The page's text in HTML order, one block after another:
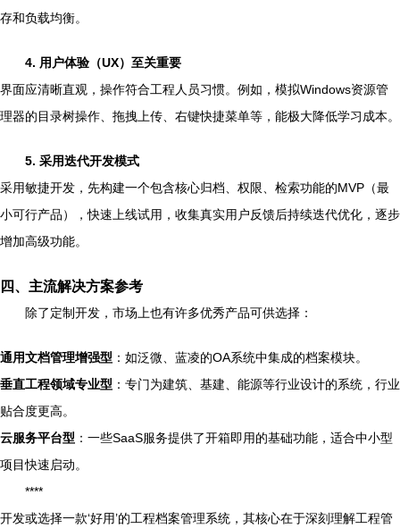
存和负载均衡。
4. 用户体验（UX）至关重要
界面应清晰直观，操作符合工程人员习惯。例如，模拟Windows资源管
理器的目录树操作、拖拽上传、右键快捷菜单等，能极大降低学习成本。
5. 采用迭代开发模式
采用敏捷开发，先构建一个包含核心归档、权限、检索功能的MVP（最
小可行产品），快速上线试用，收集真实用户反馈后持续迭代优化，逐步
增加高级功能。
四、主流解决方案参考
除了定制开发，市场上也有许多优秀产品可供选择：
通用文档管理增强型 ：如泛微、蓝凌的OA系统中集成的档案模块。
垂直工程领域专业型 ：专门为建筑、基建、能源等行业设计的系统，行业
贴合度更高。
云服务平台型 ：一些SaaS服务提供了开箱即用的基础功能，适合中小型
项目快速启动。
****
开发或选择一款‘好用’的工程档案管理系统，其核心在于深刻理解工程管